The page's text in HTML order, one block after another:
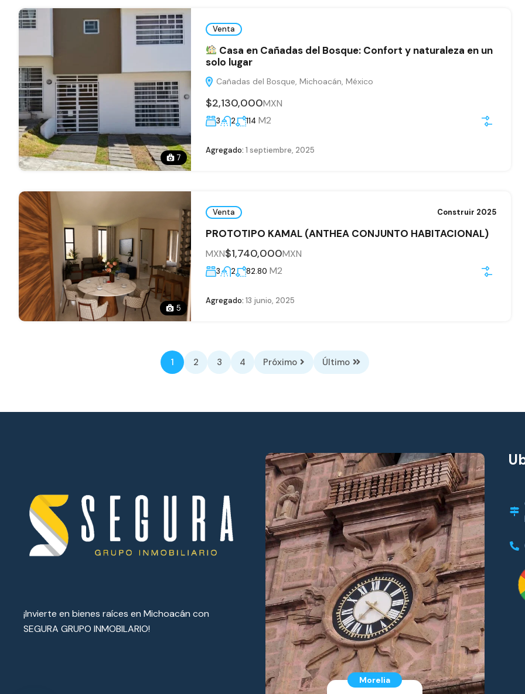
7
Venta
Casa en Cañadas del Bosque: Confort y naturaleza en un
solo lugar
Cañadas del Bosque, Michoacán, México
$2,130,000MXN
3 2 114 M2
Agregado: 1 septiembre, 2025
5
Venta Construir 2025
PROTOTIPO KAMAL (ANTHEA CONJUNTO HABITACIONAL)
MXN$1,740,000MXN
3 2 82.80 M2
Agregado: 13 junio, 2025
1 2 3 4 Próximo Último
¡Invierte en bienes raíces en Michoacán con
SEGURA GRUPO INMOBILARIO!
Morelia